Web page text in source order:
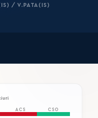
/ V.PATA(IS)
ACS CSO